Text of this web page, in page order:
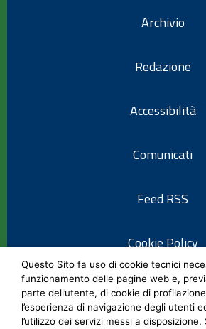
Archivio
Redazione
Accessibilità
Comunicati
Feed RSS
Cookie Policy
Informativa
Questo Sito fa uso di cookie tecnici
funzionamento delle pagine web e,
parte dell’utente, di cookie di
l’esperienza di navigazione degli utenti
l’utilizzo dei servizi messi a